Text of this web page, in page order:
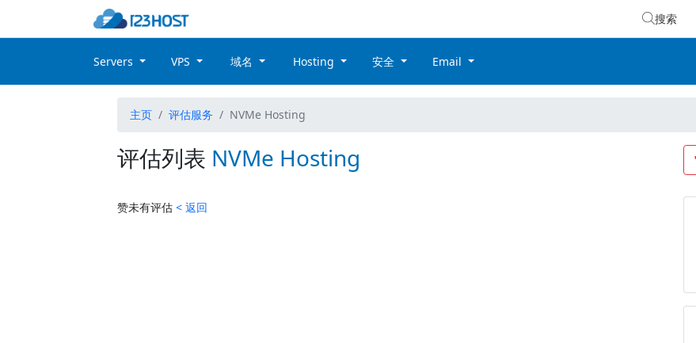
搜索
Servers VPS 域名 Hosting 安全 Email
主页 评估服务 NVMe Hosting
评估列表 NVMe Hosting
赞未有评估 < 返回